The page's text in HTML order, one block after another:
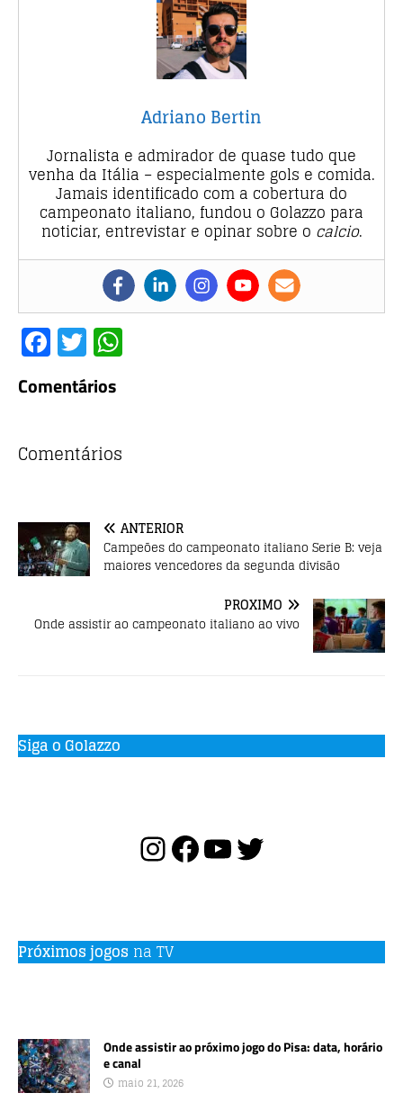
Adriano Bertin
Jornalista e admirador de quase tudo que
venha da Itália – especialmente gols e comida.
Jamais identificado com a cobertura do
campeonato italiano, fundou o Golazzo para
noticiar, entrevistar e opinar sobre o calcio.
F
a
c
b
o
k
T
w
it
r
p
Comentários
Comentários
ANTERIOR
Campeões do campeonato italiano Serie B: veja
maiores vencedores da segunda divisão
PRÓXIMO
Onde assistir ao campeonato italiano ao vivo
Siga o Golazzo
Próximos jogos na TV
Onde assistir ao próximo jogo do Pisa: data, horário
e canal
maio 21, 2026